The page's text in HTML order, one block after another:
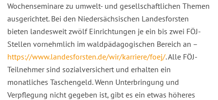
Wochenseminare zu umwelt- und gesellschaftlichen Themen
ausgerichtet. Bei den Niedersächsischen Landesforsten
bieten landesweit zwölf Einrichtungen je ein bis zwei FÖJ-
Stellen vornehmlich im waldpädagogischen Bereich an –
https://www.landesforsten.de/wir/karriere/foej/. Alle FÖJ-
Teilnehmer sind sozialversichert und erhalten ein
monatliches Taschengeld. Wenn Unterbringung und
Verpflegung nicht gegeben ist, gibt es ein etwas höheres